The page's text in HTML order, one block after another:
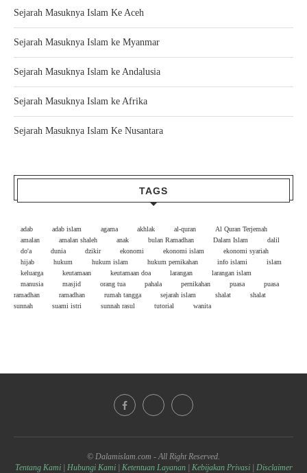
Sejarah Masuknya Islam Ke Aceh
Sejarah Masuknya Islam ke Myanmar
Sejarah Masuknya Islam ke Andalusia
Sejarah Masuknya Islam ke Afrika
Sejarah Masuknya Islam Ke Nusantara
TAGS
adab adab islam agama akhlak al-quran
Al Quran Terjemah
amalan
amalan shaleh anak bulan Ramadhan Dalam Islam
dalil
do'a
dunia dzikir ekonomi ekonomi islam
ekonomi syariah
hijab
hukum hukum islam hukum pernikahan info islami
islam
keluarga
keutamaan keutamaan doa larangan
larangan islam
manusia
masjid orang tua pahala pernikahan puasa
puasa
ramadhan
ramadhan rumah tangga sejarah islam shalat
shalat
sunnah
suami istri sunnah rasul tutorial wanita
© Dalamislam.com - All Right Reserved.
Tentang Kami
Hubungi Kami| Ketentuan Layanan| Kebijakan Privasi| Disclaimer